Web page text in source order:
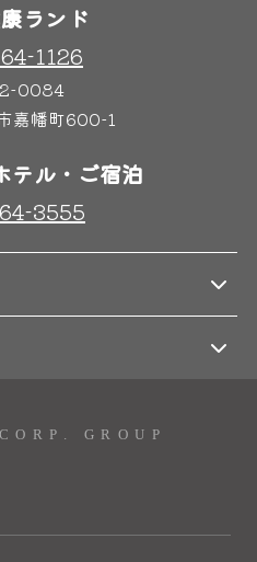
ランド
1126
0084
嘉幡町600-1
テル・ご宿泊
3555
GROUP